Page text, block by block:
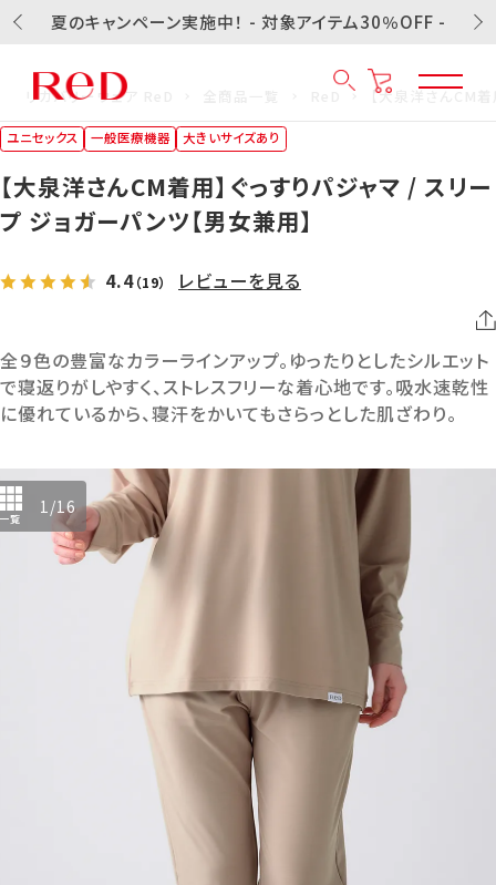
夏のキャンペーン実施中！ - 対象アイテム30％OFF -
リカバリーウェア ReD 【大泉洋さんCM
ユニセックス 一般医療機器 大きいサイズあり
【大泉洋さんCM着用】ぐっすりパジャマ / スリー
プ ジョガーパンツ【男女兼用】
4.4（19） レビューを見る
全９色の豊富なカラーラインアップ。ゆったりとしたシルエット
で寝返りがしやすく、ストレスフリーな着心地です。吸水速乾性
に優れているから、寝汗をかいてもさらっとした肌ざわり。
一覧
1/16